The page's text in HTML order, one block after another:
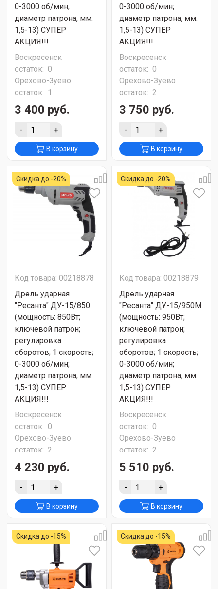
0-3000 об/мин;
диаметр патрона, мм:
1,5-13) СУПЕР
АКЦИЯ!!!
Воскресенск
остаток: 0
Орехово-Зуево
остаток: 1
3 400 руб.
- +
В корзину
0-3000 об/мин;
диаметр патрона, мм:
1,5-13) СУПЕР
АКЦИЯ!!!
Воскресенск
остаток: 0
Орехово-Зуево
остаток: 2
3 750 руб.
- +
В корзину
Скидка до -20%
Код товара: 00218878
Дрель ударная
"Ресанта" ДУ-15/850
(мощность: 850Вт;
ключевой патрон;
регулировка
оборотов; 1 скорость;
0-3000 об/мин;
диаметр патрона, мм:
1,5-13) СУПЕР
АКЦИЯ!!!
Воскресенск
остаток: 0
Орехово-Зуево
остаток: 2
4 230 руб.
- +
В корзину
Скидка до -20%
Код товара: 00218879
Дрель ударная
"Ресанта" ДУ-15/950М
(мощность: 950Вт;
ключевой патрон;
регулировка
оборотов; 1 скорость;
0-3000 об/мин;
диаметр патрона, мм:
1,5-13) СУПЕР
АКЦИЯ!!!
Воскресенск
остаток: 0
Орехово-Зуево
остаток: 2
5 510 руб.
- +
В корзину
Скидка до -15% Скидка до -15%